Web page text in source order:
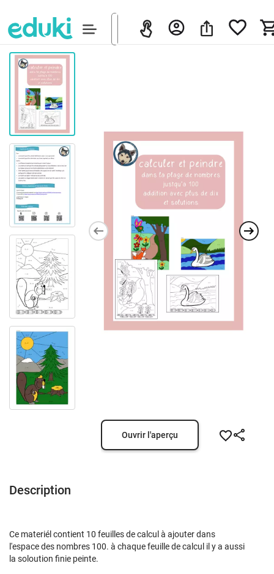
Ouvrir l'aperçu
Description
Ce materiél contient 10 feuilles de calcul à ajouter dans
l'espace des nombres 100. à chaque feuille de calcul il y a aussi
la soloution finie peinte.